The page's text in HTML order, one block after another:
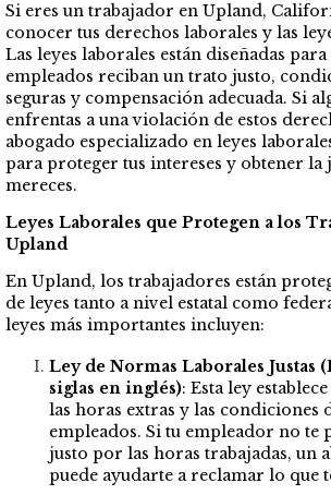
Si eres un trabajador en Upland,
conocer tus derechos laborales y las
Las leyes laborales están diseñadas
empleados reciban un trato justo,
seguras y compensación adecuada. Si
enfrentas a una violación de estos
abogado especializado en leyes
para proteger tus intereses y obtener la
mereces.
Leyes Laborales que Protegen a los
Upland
En Upland, los trabajadores están
de leyes tanto a nivel estatal como
leyes más importantes incluyen:
Ley de Normas Laborales Justas
siglas en inglés): Esta ley
las horas extras y las condiciones
empleados. Si tu empleador no te
justo por las horas trabajadas, un
puede ayudarte a reclamar lo que